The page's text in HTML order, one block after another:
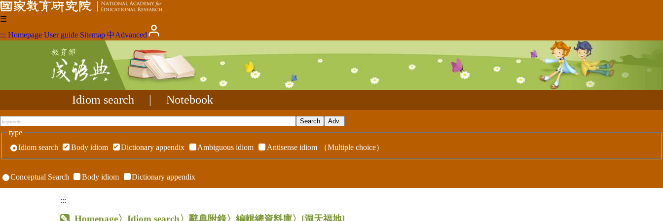
☰
::: Homepage User guide Sitemap 中Advanced
Idiom search Notebook
type
Idiom search
Body idiom Dictionary appendix Ambiguous idiom Antisense idiom （Multiple choice）
Conceptual Search Body idiom Dictionary appendix
:::
Homepage〉Idiom search〉辭典附錄〉編輯總資料庫〉 [洞天福地]